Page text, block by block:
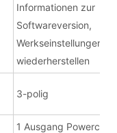
Informationen zur
Softwareversion,
Werkseinstellungen
wiederherstellen
3-polig
1 Ausgang Powercon